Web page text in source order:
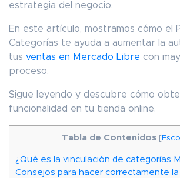
estrategia del negocio.
En este artículo, mostramos cómo el
Categorías te ayuda a aumentar la
tus ventas en Mercado Libre con
proceso.
Sigue leyendo y descubre cómo
funcionalidad en tu tienda online.
Tabla de Contenidos [
¿Qué es la vinculación de categorías
Consejos para hacer correctamente